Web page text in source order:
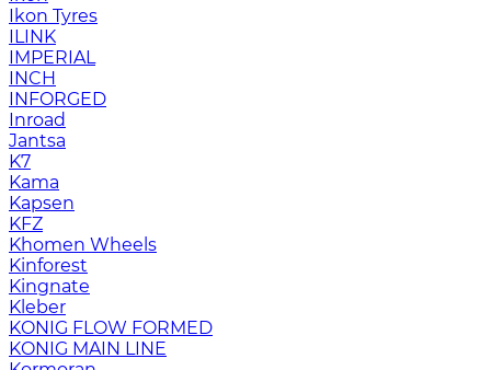
Ikon Tyres
ILINK
IMPERIAL
INCH
INFORGED
Inroad
Jantsa
K7
Kama
Kapsen
KFZ
Khomen Wheels
Kinforest
Kingnate
Kleber
KONIG FLOW FORMED
KONIG MAIN LINE